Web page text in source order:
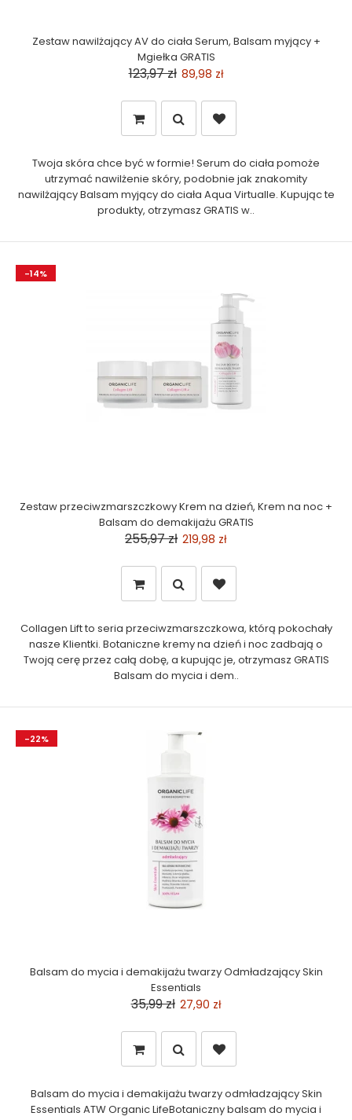
Zestaw nawilżający AV do ciała Serum, Balsam myjący +
Mgiełka GRATIS
123,97 zł 89,98 zł
Twoja skóra chce być w formie! Serum do ciała pomoże
utrzymać nawilżenie skóry, podobnie jak znakomity
nawilżający Balsam myjący do ciała Aqua Virtualle. Kupując te
produkty, otrzymasz GRATIS w..
-14%
Zestaw przeciwzmarszczkowy Krem na dzień, Krem na noc +
Balsam do demakijażu GRATIS
255,97 zł 219,98 zł
Collagen Lift to seria przeciwzmarszczkowa, którą pokochały
nasze Klientki. Botaniczne kremy na dzień i noc zadbają o
Twoją cerę przez całą dobę, a kupując je, otrzymasz GRATIS
Balsam do mycia i dem..
-22%
Balsam do mycia i demakijażu twarzy Odmładzający Skin
Essentials
35,99 zł 27,90 zł
Balsam do mycia i demakijażu twarzy odmładzający Skin
Essentials ATW Organic LifeBotaniczny balsam do mycia i